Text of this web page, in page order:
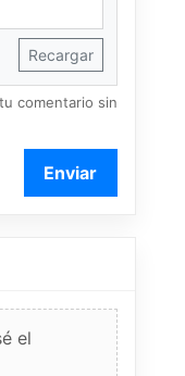
Recargar
comentario sin
Enviar
el